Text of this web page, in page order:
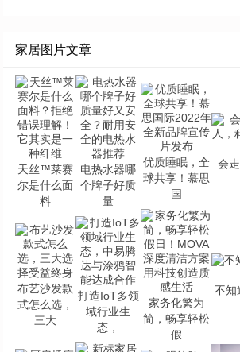
家居图片文章
天丝™莱赛
尔是什么面
料
电热水器哪
个牌子好质
量
优质睡眠，全
球共享！慕思
国
会
布艺沙发款
式怎么选，
三大
打造IoT多领
域行业生
态，
家务化繁为
简，畅享轻松
假
不知